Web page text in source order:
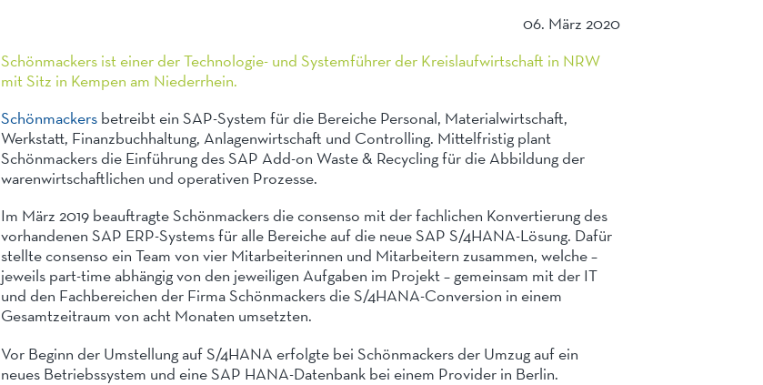
06. März 2020
Schönmackers ist einer der Technologie- und Systemführer der Kreislaufwirtschaft in NRW
mit Sitz in Kempen am Niederrhein.
Schönmackers betreibt ein SAP-System für die Bereiche Personal, Materialwirtschaft,
Werkstatt, Finanzbuchhaltung, Anlagenwirtschaft und Controlling. Mittelfristig plant
Schönmackers die Einführung des SAP Add-on Waste & Recycling für die Abbildung der
warenwirtschaftlichen und operativen Prozesse.
Im März 2019 beauftragte Schönmackers die consenso mit der fachlichen Konvertierung des
vorhandenen SAP ERP-Systems für alle Bereiche auf die neue SAP S/4HANA-Lösung. Dafür
stellte consenso ein Team von vier Mitarbeiterinnen und Mitarbeitern zusammen, welche –
jeweils part-time abhängig von den jeweiligen Aufgaben im Projekt – gemeinsam mit der IT
und den Fachbereichen der Firma Schönmackers die S/4HANA-Conversion in einem
Gesamtzeitraum von acht Monaten umsetzten.
Vor Beginn der Umstellung auf S/4HANA erfolgte bei Schönmackers der Umzug auf ein
neues Betriebssystem und eine SAP HANA-Datenbank bei einem Provider in Berlin.